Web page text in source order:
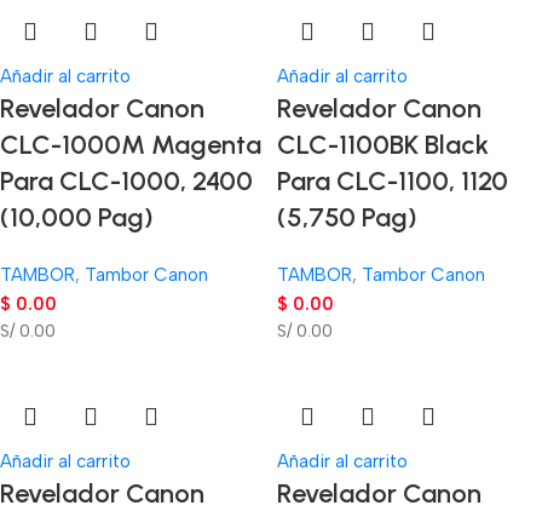
Añadir al carrito
Revelador Canon
CLC-1000M Magenta
Para CLC-1000, 2400
(10,000 Pag)
TAMBOR, Tambor Canon
$ 0.00
S/ 0.00
Añadir al carrito
Revelador Canon
CLC-1100BK Black
Para CLC-1100, 1120
(5,750 Pag)
TAMBOR, Tambor Canon
$ 0.00
S/ 0.00
Añadir al carrito
Revelador Canon
Añadir al carrito
Revelador Canon